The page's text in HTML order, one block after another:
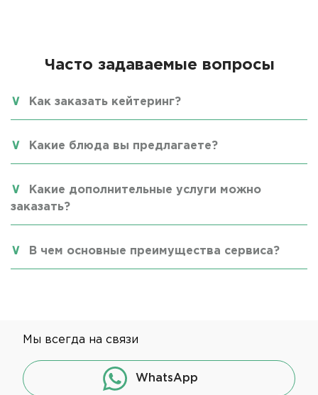
Часто задаваемые вопросы
Как заказать кейтеринг?
Какие блюда вы предлагаете?
Какие дополнительные услуги можно
заказать?
В чем основные преимущества сервиса?
Мы всегда на связи
WhatsApp